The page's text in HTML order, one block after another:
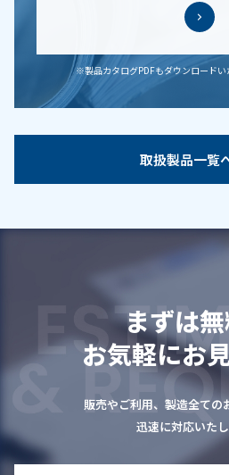
※製品カタログPDFもダウンロードい
取扱製品一覧
まずは
お気軽にお
販売やご利用、製造全ての
迅速に対応いたし